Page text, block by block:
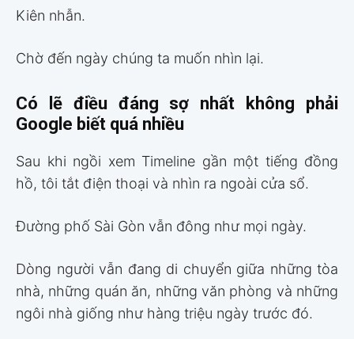
Kiên nhẫn.
Chờ đến ngày chúng ta muốn nhìn lại.
Có lẽ điều đáng sợ nhất không phải
Google biết quá nhiều
Sau khi ngồi xem Timeline gần một tiếng đồng
hồ, tôi tắt điện thoại và nhìn ra ngoài cửa sổ.
Đường phố Sài Gòn vẫn đông như mọi ngày.
Dòng người vẫn đang di chuyển giữa những tòa
nhà, những quán ăn, những văn phòng và những
ngôi nhà giống như hàng triệu ngày trước đó.